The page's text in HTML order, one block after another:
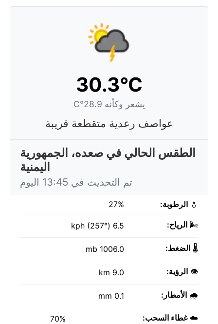
30.3°C
يشعر وكأنه 28.9°C
عواصف رعدية متقطعة قريبة
الطقس الحالي في صعده، الجمهورية
اليمنية
تم التحديث في 13:45 اليوم
💧 الرطوبة: 27%
🌬️ الرياح: 6.5 kph (257°)
🌡️ الضغط: 1006.0 mb
👁️ الرؤية: 9.0 km
🌧️ الأمطار: 0.1 mm
☁️غطاء السحب: 70%